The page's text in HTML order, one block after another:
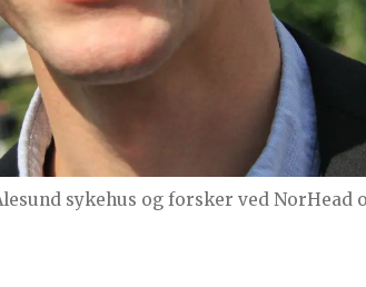
sykehus og forsker ved NorHead